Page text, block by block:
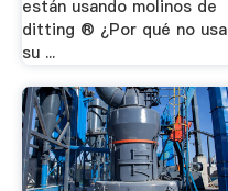
están usando molinos de
ditting ® ¿Por qué no usa
su ...